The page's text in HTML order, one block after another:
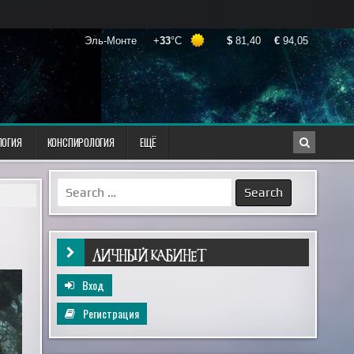
КОНСПИРОЛОГИЯ ЕЩЁ
Search
for:
ЛИЧНЫЙ КАБИНЕТ
Вход
Регистрация